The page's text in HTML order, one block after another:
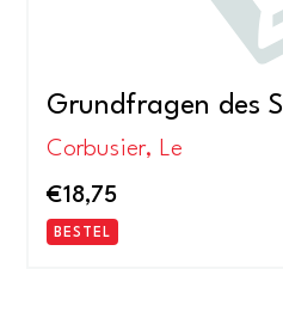
Grundfragen des
Corbusier, Le
€18,75
BESTEL